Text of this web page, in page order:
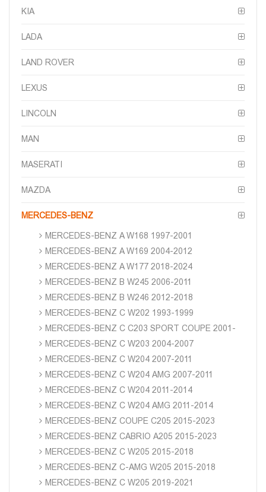
KIA
LADA
LAND ROVER
LEXUS
LINCOLN
MAN
MASERATI
MAZDA
MERCEDES-BENZ
MERCEDES-BENZ A W168 1997-2001
MERCEDES-BENZ A W169 2004-2012
MERCEDES-BENZ A W177 2018-2024
MERCEDES-BENZ B W245 2006-2011
MERCEDES-BENZ B W246 2012-2018
MERCEDES-BENZ C W202 1993-1999
MERCEDES-BENZ C C203 SPORT COUPE 2001-
MERCEDES-BENZ C W203 2004-2007
MERCEDES-BENZ C W204 2007-2011
MERCEDES-BENZ C W204 AMG 2007-2011
MERCEDES-BENZ C W204 2011-2014
MERCEDES-BENZ C W204 AMG 2011-2014
MERCEDES-BENZ COUPE C205 2015-2023
MERCEDES-BENZ CABRIO A205 2015-2023
MERCEDES-BENZ C W205 2015-2018
MERCEDES-BENZ C-AMG W205 2015-2018
MERCEDES-BENZ C W205 2019-2021